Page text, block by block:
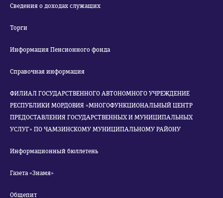
Сведения о доходах служащих
Торги
Информация Пенсионного фонда
Справочная информация
ФИЛИАЛ ГОСУДАРСТВЕННОГО АВТОНОМНОГО УЧРЕЖДЕНИЕ
РЕСПУБЛИКИ МОРДОВИЯ «МНОГОФУНКЦИОНАЛЬНЫЙ ЦЕНТР
ПРЕДОСТАВЛЕНИЯ ГОСУДАРСТВЕННЫХ И МУНИЦИПАЛЬНЫХ
УСЛУГ» ПО ЧАМЗИНСКОМУ МУНИЦИПАЛЬНОМУ РАЙОНУ
Информационный бюллетень
Газета «Знамя»
Общепит